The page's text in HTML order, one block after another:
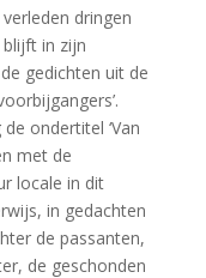
dringen
in zijn
gedichten uit de
ondertitel ‘Van
met de
locale in dit
in gedachten
de passanten,
de geschonden